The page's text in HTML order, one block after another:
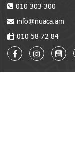
010 303 300
info@nuaca.am
010 58 72 84